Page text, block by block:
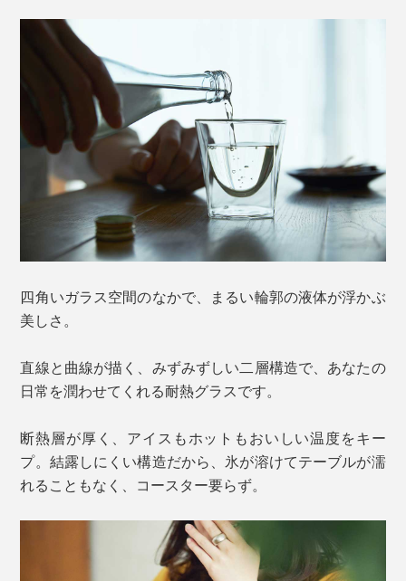
四角いガラス空間のなかで、まるい輪郭の液体が浮かぶ
美しさ。
直線と曲線が描く、みずみずしい二層構造で、あなたの
日常を潤わせてくれる耐熱グラスです。
断熱層が厚く、アイスもホットもおいしい温度をキー
プ。結露しにくい構造だから、氷が溶けてテーブルが濡
れることもなく、コースター要らず。